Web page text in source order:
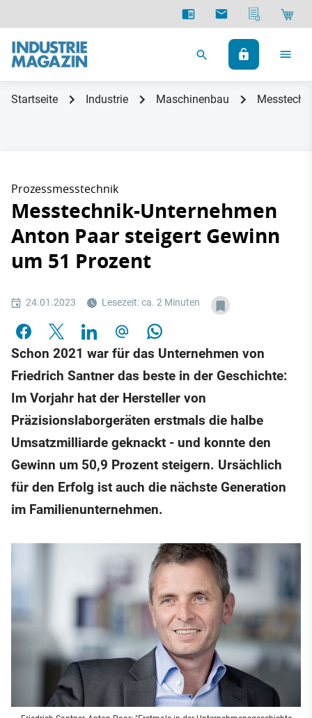
Startseite Industrie Maschinenbau
Prozessmesstechnik
Messtechnik-Unternehmen
Anton Paar steigert Gewinn
um 51 Prozent
24.01.2023 Lesezeit: ca. 2 Minuten
Schon 2021 war für das Unternehmen von
Friedrich Santner das beste in der Geschichte:
Im Vorjahr hat der Hersteller von
Präzisionslaborgeräten erstmals die halbe
Umsatzmilliarde geknackt - und konnte den
Gewinn um 50,9 Prozent steigern. Ursächlich
für den Erfolg ist auch die nächste Generation
im Familienunternehmen.